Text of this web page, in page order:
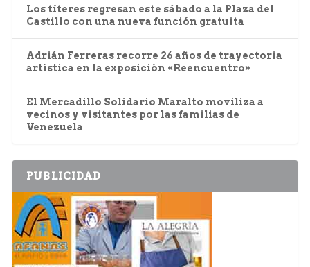
Los títeres regresan este sábado a la Plaza del
Castillo con una nueva función gratuita
Adrián Ferreras recorre 26 años de trayectoria
artística en la exposición «Reencuentro»
El Mercadillo Solidario Maralto moviliza a
vecinos y visitantes por las familias de
Venezuela
PUBLICIDAD